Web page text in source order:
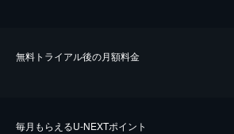
無料トライアル後の⽉額料金
毎⽉もらえるU-NEXTポイント